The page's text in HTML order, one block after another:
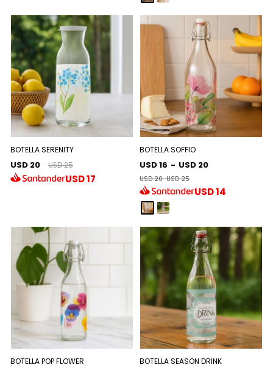
BOTELLA SERENITY
USD 20 USD 25
USD17
BOTELLA SOFFIO
USD 16 - USD 20
USD 20-USD 25
USD14
BOTELLA POP FLOWER BOTELLA SEASON DRINK